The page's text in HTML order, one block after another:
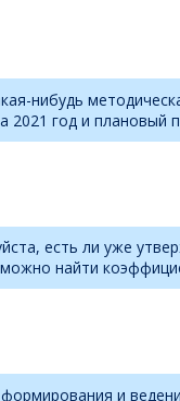
нибудь
2021 год и плановый
есть ли уже
найти
и